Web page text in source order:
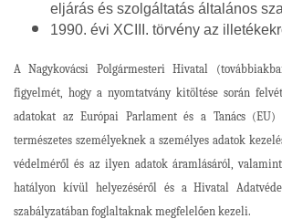
eljárás és szolgáltatás általános
1990. évi XCIII. törvény az
A Nagykovácsi Polgármesteri Hivatal
figyelmét, hogy a nyomtatvány kitöltése során
adatokat az Európai Parlament és a Tanács (EU)
természetes személyeknek a személyes adatok
védelméről és az ilyen adatok áramlásáról,
hatályon kívül helyezéséről és a Hivatal
szabályzatában foglaltaknak megfelelően kezeli.